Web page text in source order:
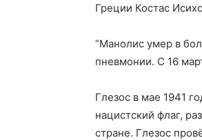
Греции Костас
“Манолис умер в
пневмонии. С 16
Глезос в мае 1941
нацистский флаг,
стране. Глезос